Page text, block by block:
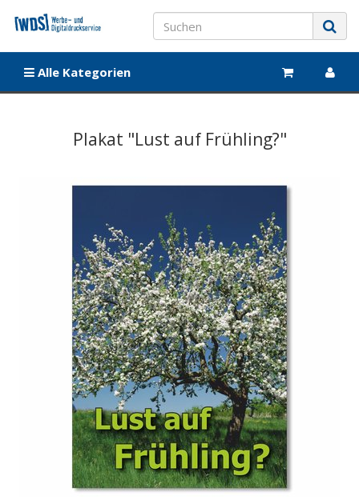
Alle Kategorien
Plakat "Lust auf Frühling?"